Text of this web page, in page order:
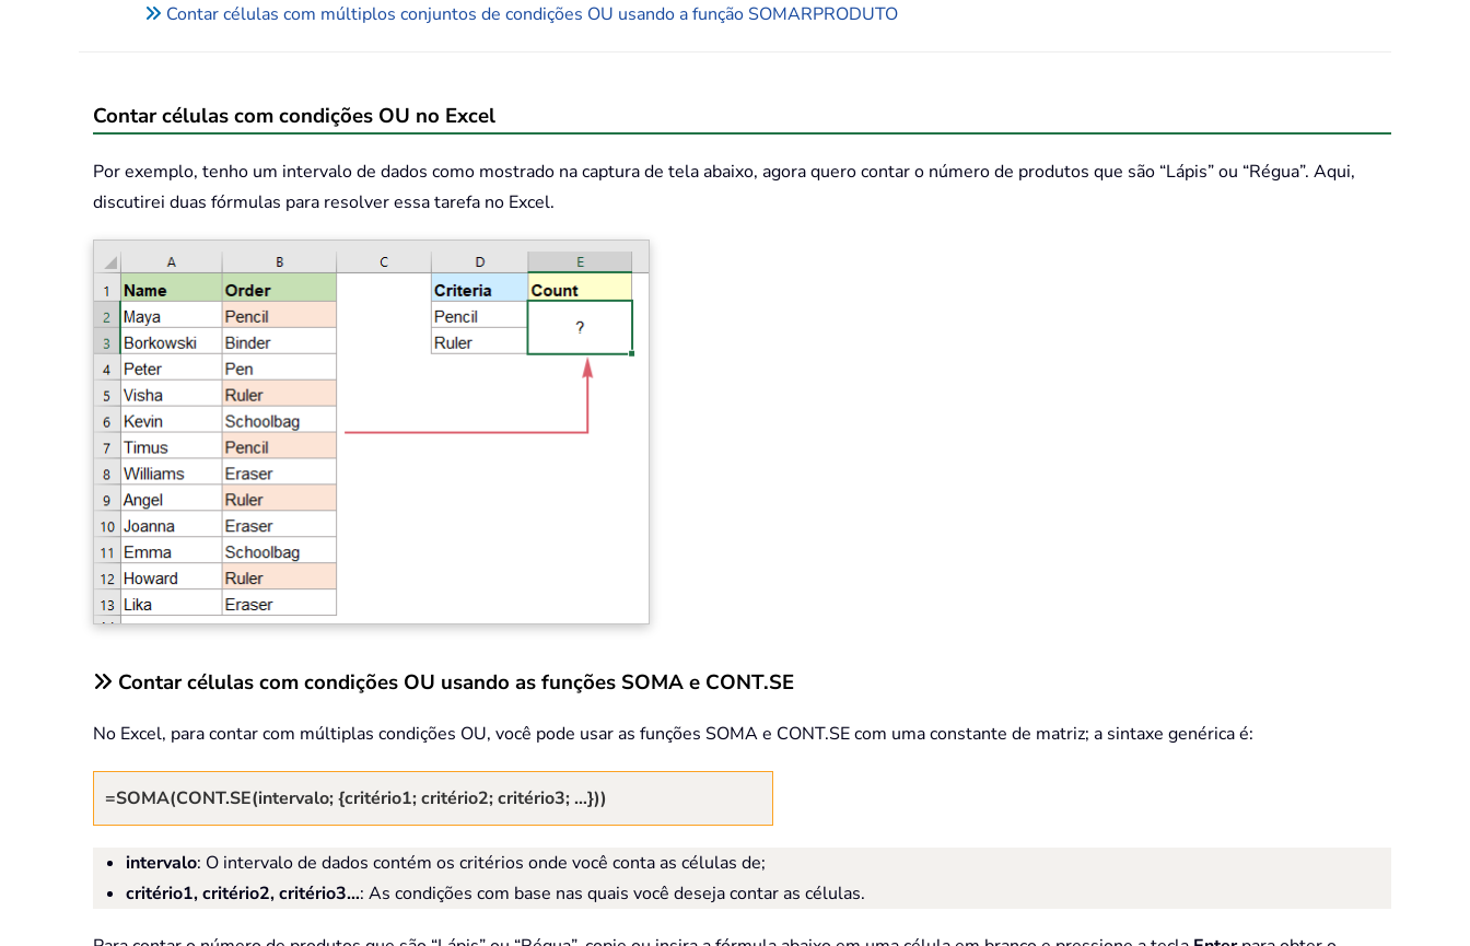
Contar células com múltiplos conjuntos de condições OU usando a função SOMARPRODUTO
Contar células com condições OU no Excel
Por exemplo, tenho um intervalo de dados como mostrado na captura de tela abaixo, agora quero contar o número de produtos que são “Lápis” ou “Régua”. Aqui,
discutirei duas fórmulas para resolver essa tarefa no Excel.
Contar células com condições OU usando as funções SOMA e CONT.SE
No Excel, para contar com múltiplas condições OU, você pode usar as funções SOMA e CONT.SE com uma constante de matriz; a sintaxe genérica é:
=SOMA(CONT.SE(intervalo; {critério1; critério2; critério3; …}))
intervalo: O intervalo de dados contém os critérios onde você conta as células de;
critério1, critério2, critério3…: As condições com base nas quais você deseja contar as células.